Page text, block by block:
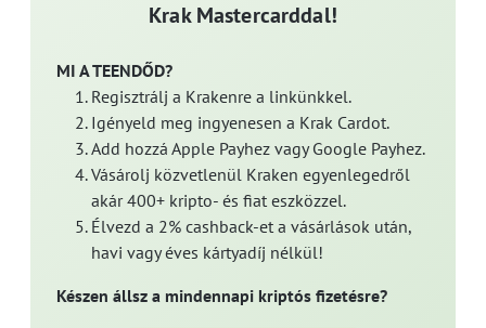
Krak Mastercarddal!
MI A TEENDŐD?
Regisztrálj a Krakenre a linkünkkel.
Igényeld meg ingyenesen a Krak Cardot.
Add hozzá Apple Payhez vagy Google Payhez.
Vásárolj közvetlenül Kraken egyenlegedről
akár 400+ kripto- és fiat eszközzel.
Élvezd a 2% cashback-et a vásárlások után,
havi vagy éves kártyadíj nélkül!
Készen állsz a mindennapi kriptós fizetésre?